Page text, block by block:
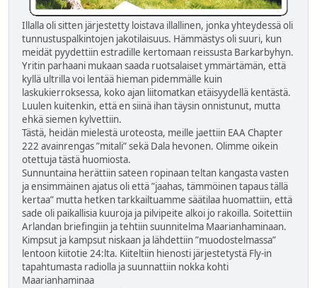
Illalla oli sitten järjestetty loistava illallinen, jonka yhteydessä oli
tunnustuspalkintojen jakotilaisuus. Hämmästys oli suuri, kun
meidät pyydettiin estradille kertomaan reissusta Barkarbyhyn.
Yritin parhaani mukaan saada ruotsalaiset ymmärtämän, että
kyllä ultrilla voi lentää hieman pidemmälle kuin
laskukierroksessa, koko ajan liitomatkan etäisyydellä kentästä.
Luulen kuitenkin, että en siinä ihan täysin onnistunut, mutta
ehkä siemen kylvettiin.
Tästä, heidän mielestä uroteosta, meille jaettiin EAA Chapter
222 avainrengas ”mitali” sekä Dala hevonen. Olimme oikein
otettuja tästä huomiosta.
Sunnuntaina herättiin sateen ropinaan teltan kangasta vasten
ja ensimmäinen ajatus oli että ”jaahas, tämmöinen tapaus tällä
kertaa” mutta hetken tarkkailtuamme säätilaa huomattiin, että
sade oli paikallisia kuuroja ja pilvipeite alkoi jo rakoilla. Soitettiin
Arlandan briefingiin ja tehtiin suunnitelma Maarianhaminaan.
Kimpsut ja kampsut niskaan ja lähdettiin ”muodostelmassa”
lentoon kiitotie 24:lta. Kiiteltiin hienosti järjestetystä Fly-in
tapahtumasta radiolla ja suunnattiin nokka kohti
Maarianhaminaa